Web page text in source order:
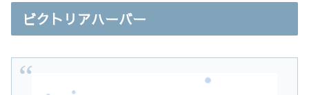
ビクトリアハーバー